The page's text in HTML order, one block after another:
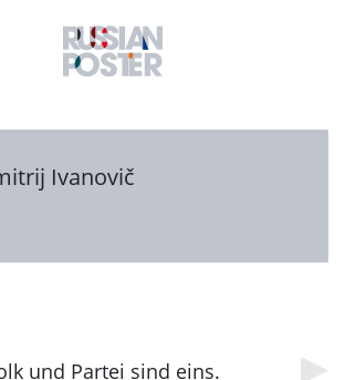
Ivanovič
und Partei sind eins.